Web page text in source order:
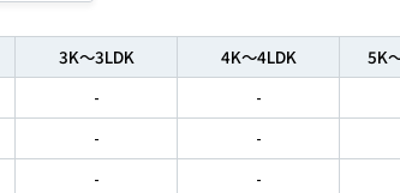
3K～3LDK 4K～4LDK
5K
- -
- -
- -